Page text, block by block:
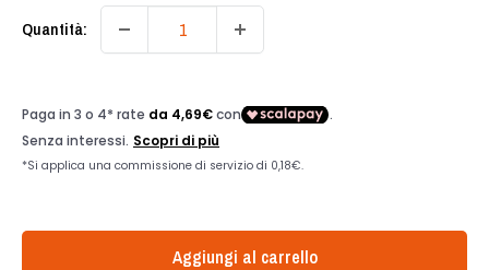
Quantità:
Aggiungi al carrello